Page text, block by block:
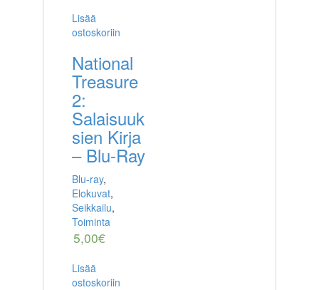
Lisää
ostoskoriin
National
Treasure
2:
Salaisuuk
sien Kirja
– Blu-Ray
Blu-ray,
Elokuvat,
Seikkailu,
Toiminta
5,00€
Lisää
ostoskoriin